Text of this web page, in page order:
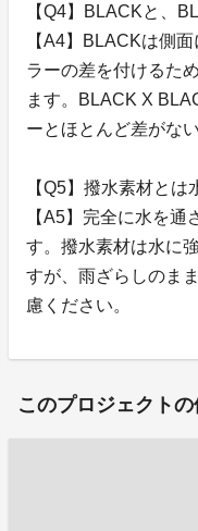
【Q4】BLACKと、
【A4】BLACKは側
ラーの差を付けるた
ます。BLACK X
ーとほとんど差がな
【Q5】撥水素材とは
【A5】完全に水を通
す。撥水素材は水に
すが、雨ざらしのま
慮ください。
このプロジェクト